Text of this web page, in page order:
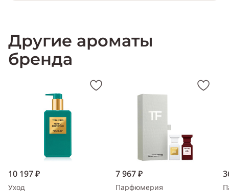
Другие ароматы
бренда
10 197 ₽
Уход
7 967 ₽
Парфюмерия